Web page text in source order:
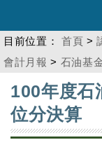
目前位置： 首頁 >
會計月報 > 石油基
100年度石
位分決算